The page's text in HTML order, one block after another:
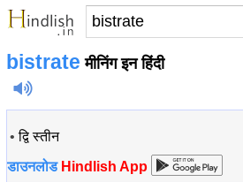
bistrate मीनिंग इन हिंदी
•द्वि स्तीन
डाउनलोड Hindlish App